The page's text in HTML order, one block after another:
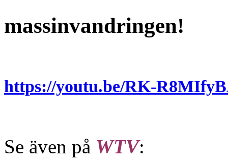
massinvandringen!
https://youtu.be/RK-
Se även på WTV: